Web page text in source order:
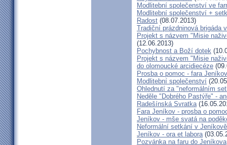
Modlitební společenství ve
Modlitební společenství +
Radost (08.07.2013)
Tradiční prázdninová brigáda
Projekt s názvem "Misie
(12.06.2013)
Pochybnost a Boží dotek
Projekt s názvem "Misie
do olomoucké arcidiecéze
Prosba o pomoc - fara Jeníkov
Modlitební společenství
Ohlednutí za "neformálním
Neděle "Dobrého Pastýře" -
Radešínská Svratka
Fara Jeníkov - prosba o
Jeníkov - mše svatá na
Neformální setkání v
Jeníkov - ora et labora
Pozvánka na faru do Jeníkova